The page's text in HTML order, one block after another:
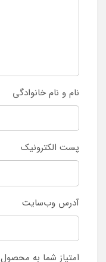
نام و نام خانوادگی
پست الکترونیک
آدرس وب‌سایت
امتیاز شما به محصول